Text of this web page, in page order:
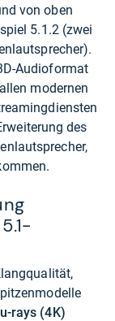
von oben
5.1.2 (zwei
Audioformat
modernen
des
rays (4K)